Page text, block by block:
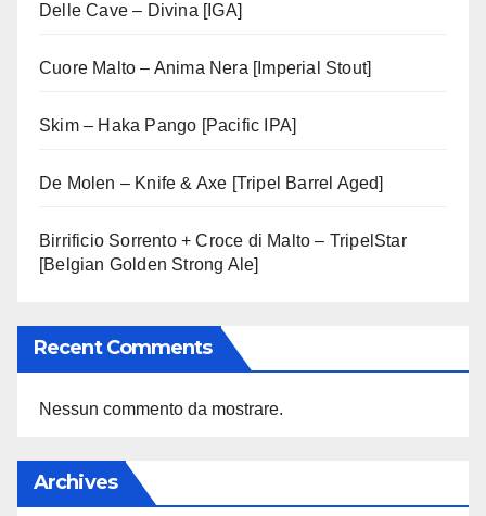
Delle Cave – Divina [IGA]
Cuore Malto – Anima Nera [Imperial Stout]
Skim – Haka Pango [Pacific IPA]
De Molen – Knife & Axe [Tripel Barrel Aged]
Birrificio Sorrento + Croce di Malto – TripelStar
[Belgian Golden Strong Ale]
Recent Comments
Nessun commento da mostrare.
Archives